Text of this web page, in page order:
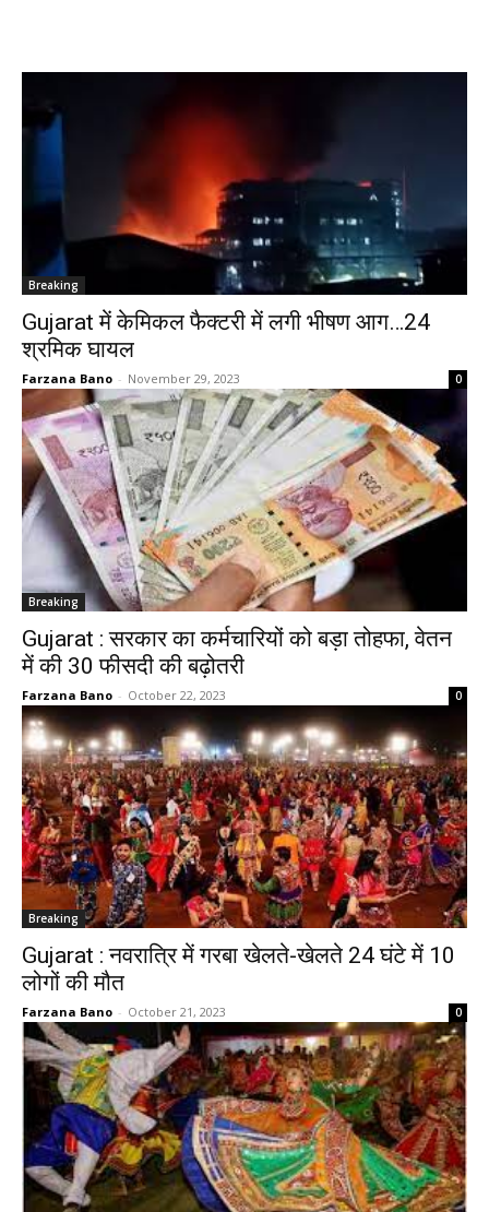
Breaking
Gujarat में केमिकल फैक्टरी में लगी भीषण आग…24
श्रमिक घायल
Farzana Bano - November 29, 2023 0
Breaking
Gujarat : सरकार का कर्मचारियों को बड़ा तोहफा, वेतन
में की 30 फीसदी की बढ़ोतरी
Farzana Bano - October 22, 2023 0
Breaking
Gujarat : नवरात्रि में गरबा खेलते-खेलते 24 घंटे में 10
लोगों की मौत
Farzana Bano - October 21, 2023 0